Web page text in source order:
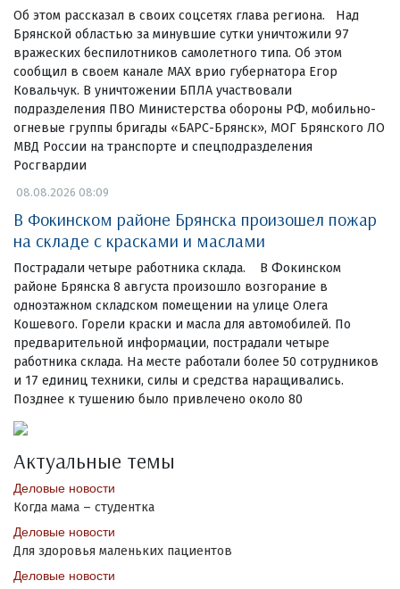
Об этом рассказал в своих соцсетях глава региона. Над
Брянской областью за минувшие сутки уничтожили 97
вражеских беспилотников самолетного типа. Об этом
сообщил в своем канале МАХ врио губернатора Егор
Ковальчук. В уничтожении БПЛА участвовали
подразделения ПВО Министерства обороны РФ, мобильно-
огневые группы бригады «БАРС-Брянск», МОГ Брянского ЛО
МВД России на транспорте и спецподразделения
Росгвардии
08.08.2026 08:09
В Фокинском районе Брянска произошел пожар
на складе с красками и маслами
Пострадали четыре работника склада. В Фокинском
районе Брянска 8 августа произошло возгорание в
одноэтажном складском помещении на улице Олега
Кошевого. Горели краски и масла для автомобилей. По
предварительной информации, пострадали четыре
работника склада. На месте работали более 50 сотрудников
и 17 единиц техники, силы и средства наращивались.
Позднее к тушению было привлечено около 80
Актуальные темы
Деловые новости
Когда мама – студентка
Деловые новости
Для здоровья маленьких пациентов
Деловые новости